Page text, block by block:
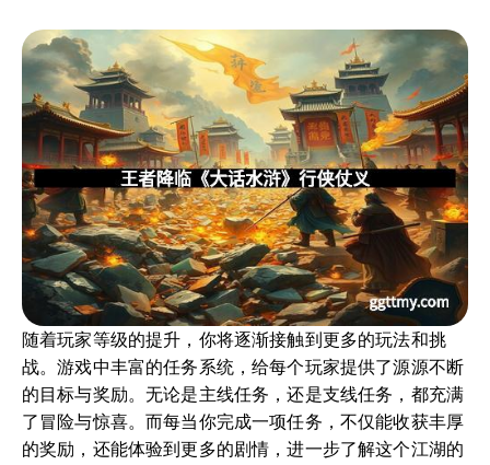
随着玩家等级的提升，你将逐渐接触到更多的玩法和挑
战。游戏中丰富的任务系统，给每个玩家提供了源源不断
的目标与奖励。无论是主线任务，还是支线任务，都充满
了冒险与惊喜。而每当你完成一项任务，不仅能收获丰厚
的奖励，还能体验到更多的剧情，进一步了解这个江湖的